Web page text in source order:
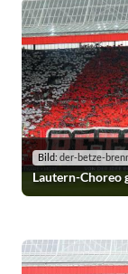
Bild: der-betze-
Lautern-Choreo